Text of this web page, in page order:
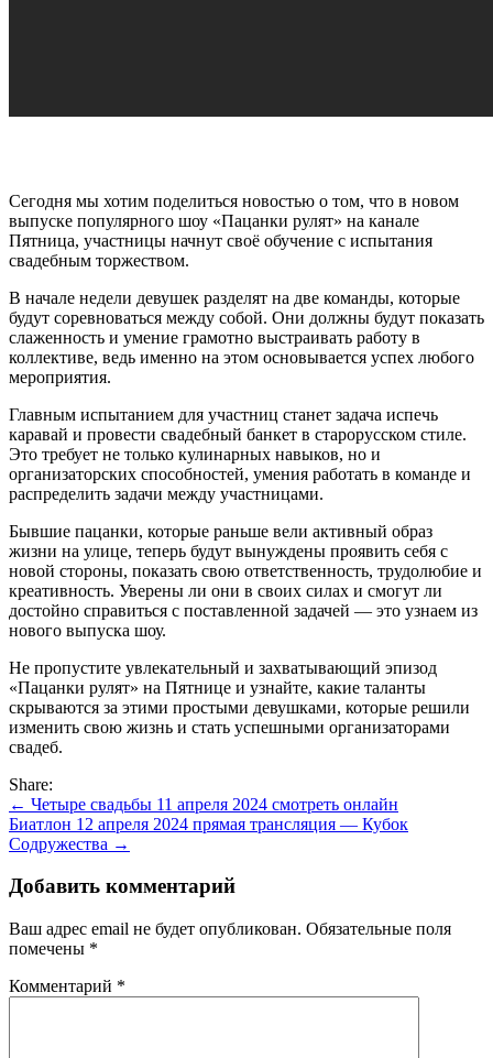
Сегодня мы хотим поделиться новостью о том, что в новом
выпуске популярного шоу «Пацанки рулят» на канале
Пятница, участницы начнут своё обучение с испытания
свадебным торжеством.
В начале недели девушек разделят на две команды, которые
будут соревноваться между собой. Они должны будут показать
слаженность и умение грамотно выстраивать работу в
коллективе, ведь именно на этом основывается успех любого
мероприятия.
Главным испытанием для участниц станет задача испечь
каравай и провести свадебный банкет в старорусском стиле.
Это требует не только кулинарных навыков, но и
организаторских способностей, умения работать в команде и
распределить задачи между участницами.
Бывшие пацанки, которые раньше вели активный образ
жизни на улице, теперь будут вынуждены проявить себя с
новой стороны, показать свою ответственность, трудолюбие и
креативность. Уверены ли они в своих силах и смогут ли
достойно справиться с поставленной задачей — это узнаем из
нового выпуска шоу.
Не пропустите увлекательный и захватывающий эпизод
«Пацанки рулят» на Пятнице и узнайте, какие таланты
скрываются за этими простыми девушками, которые решили
изменить свою жизнь и стать успешными организаторами
свадеб.
Share:
Навигация
по
← Четыре свадьбы 11 апреля 2024 смотреть онлайн
Биатлон 12 апреля 2024 прямая трансляция — Кубок
Содружества →
Добавить комментарий
Ваш адрес email не будет опубликован. Обязательные поля
помечены *
Комментарий *